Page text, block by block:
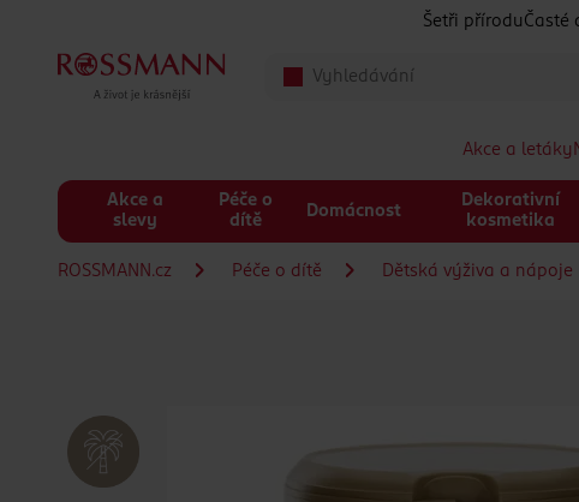
Šetři přírodu Časté
Akce a letáky
Akce a
slevy
Péče o
dítě
Domácnost
Dekorativní
kosmetika
ROSSMANN.cz Péče o dítě Dětská výživa a nápoje